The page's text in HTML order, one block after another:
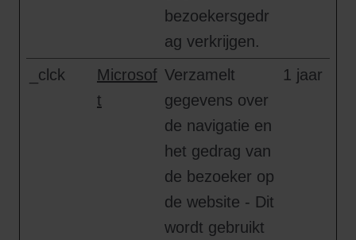
bezoekersgedr
ag verkrijgen.
_clck
Microsof
t
Verzamelt
gegevens over
de navigatie en
het gedrag van
de bezoeker op
de website - Dit
wordt gebruikt
1 jaar